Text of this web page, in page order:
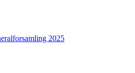
2025